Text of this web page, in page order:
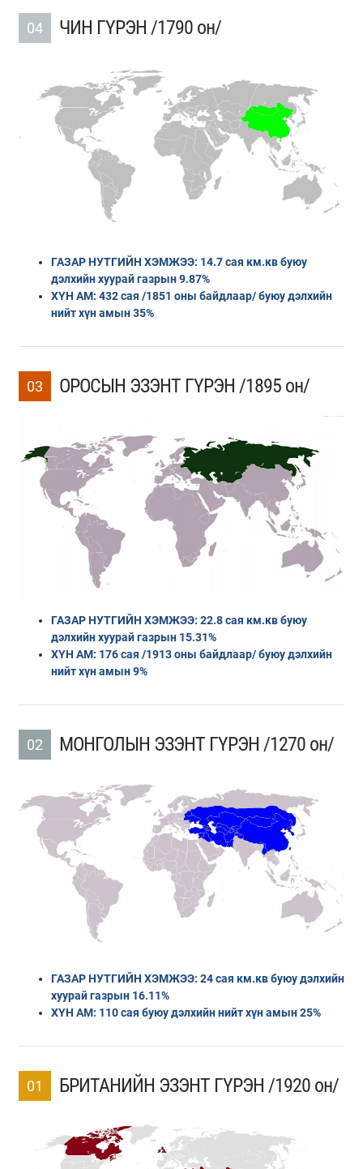
04 ЧИН ГҮРЭН /1790 он/
ГАЗАР НУТГИЙН ХЭМЖЭЭ: 14.7 сая км.кв буюу
дэлхийн хуурай газрын 9.87%
ХҮН АМ: 432 сая /1851 оны байдлаар/ буюу дэлхийн
нийт хүн амын 35%
03 ОРОСЫН ЭЗЭНТ ГҮРЭН /1895 он/
ГАЗАР НУТГИЙН ХЭМЖЭЭ: 22.8 сая км.кв буюу
дэлхийн хуурай газрын 15.31%
ХҮН АМ: 176 сая /1913 оны байдлаар/ буюу дэлхийн
нийт хүн амын 9%
02 МОНГОЛЫН ЭЗЭНТ ГҮРЭН /1270 он/
ГАЗАР НУТГИЙН ХЭМЖЭЭ: 24 сая км.кв буюу дэлхийн
хуурай газрын 16.11%
ХҮН АМ: 110 сая буюу дэлхийн нийт хүн амын 25%
01 БРИТАНИЙН ЭЗЭНТ ГҮРЭН /1920 он/